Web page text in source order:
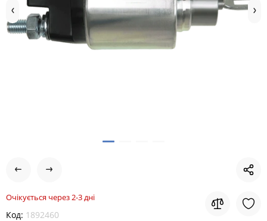
Очікується через 2-3 дні
Код: 1892460